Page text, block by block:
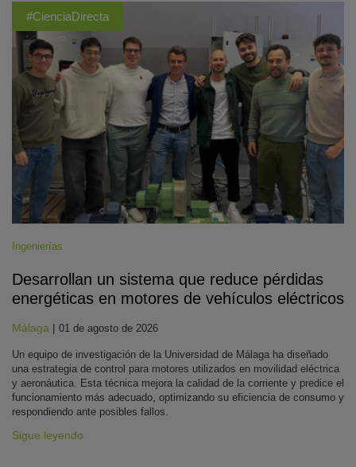
#CienciaDirecta
Ingenierías
Desarrollan un sistema que reduce pérdidas
energéticas en motores de vehículos eléctricos
Málaga | 01 de agosto de 2026
Un equipo de investigación de la Universidad de Málaga ha diseñado
una estrategia de control para motores utilizados en movilidad eléctrica
y aeronáutica. Esta técnica mejora la calidad de la corriente y predice el
funcionamiento más adecuado, optimizando su eficiencia de consumo y
respondiendo ante posibles fallos.
Sigue leyendo